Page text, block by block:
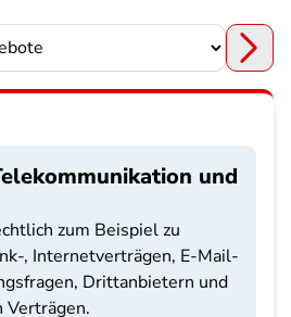
und
zum Beispiel zu
, Internetverträgen, E-Mail-
Drittanbietern und
Verträgen.